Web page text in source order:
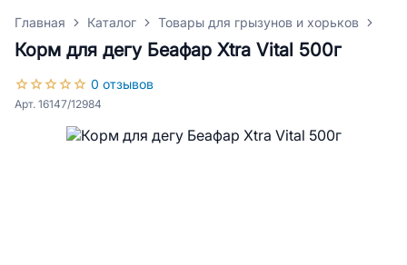
Главная Каталог Товары для грызунов и хорьков
Корм для дегу Беафар Xtra Vital 500г
0 отзывов
Арт. 16147/12984